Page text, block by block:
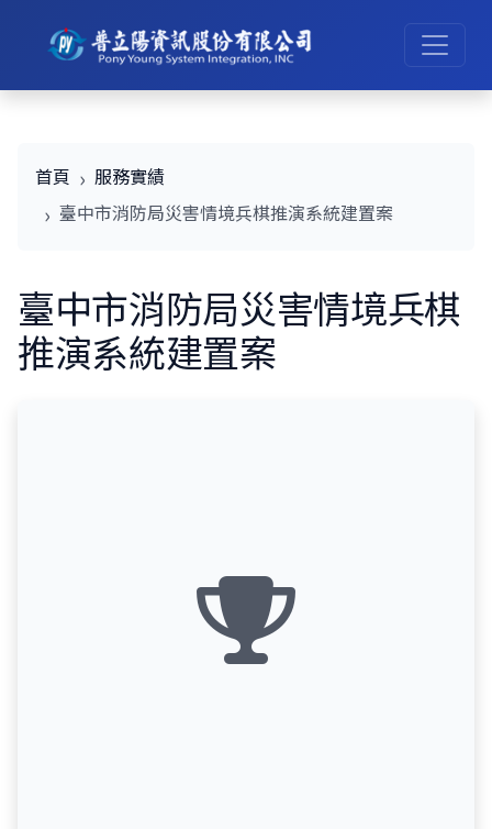
首頁
服務實績
臺中市消防局災害情境兵棋推演系統建置案
臺中市消防局災害情境兵棋
推演系統建置案